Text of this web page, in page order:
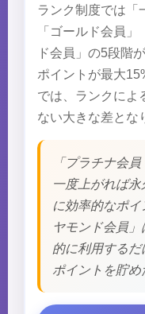
ランク制度では「
「ゴールド会員
ド会員」の5段階
ポイントが最大
では、ランクによ
ない大きな差とな
「プラチナ会
一度上がれば
に効率的なポ
ヤモンド会員
的に利用する
ポイントを貯め